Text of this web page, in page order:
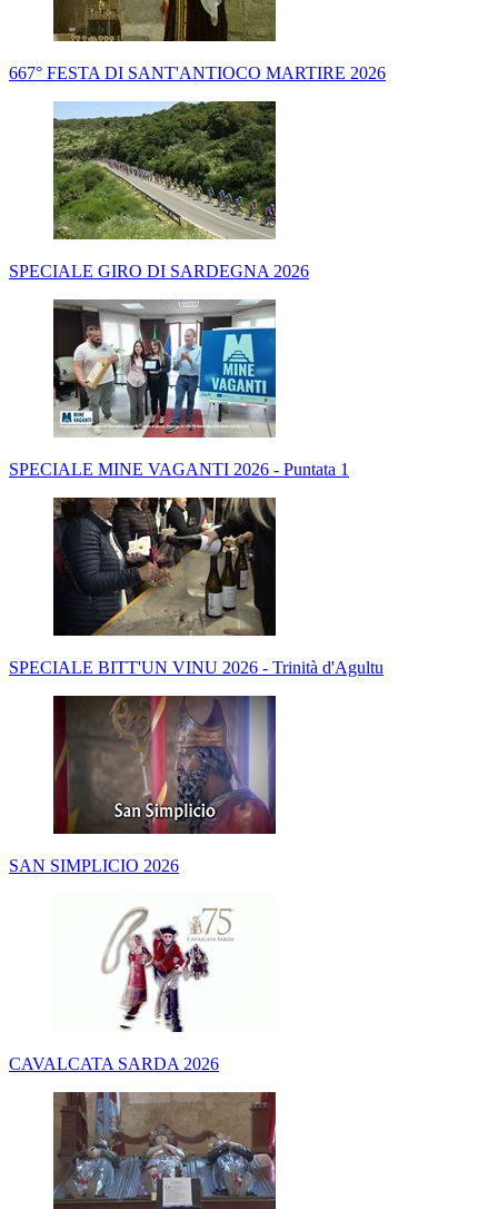
667° FESTA DI SANT'ANTIOCO MARTIRE 2026
SPECIALE GIRO DI SARDEGNA 2026
SPECIALE MINE VAGANTI 2026 - Puntata 1
SPECIALE BITT'UN VINU 2026 - Trinità d'Agultu
SAN SIMPLICIO 2026
CAVALCATA SARDA 2026